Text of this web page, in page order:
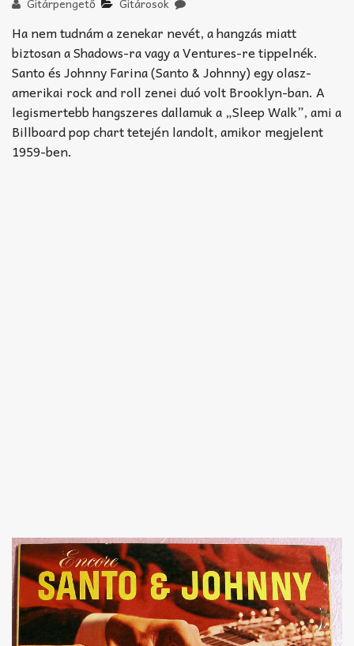
TABok
Improvizáció
Ha nem tudnám a zenekar nevét, a hangzás miatt
biztosan a Shadows-ra vagy a Ventures-re tippelnék.
Santo és Johnny Farina (Santo & Johnny) egy olasz-
amerikai rock and roll zenei duó volt Brooklyn-ban. A
legismertebb hangszeres dallamuk a „Sleep Walk”, ami a
Billboard pop chart tetején landolt, amikor megjelent
1959-ben.